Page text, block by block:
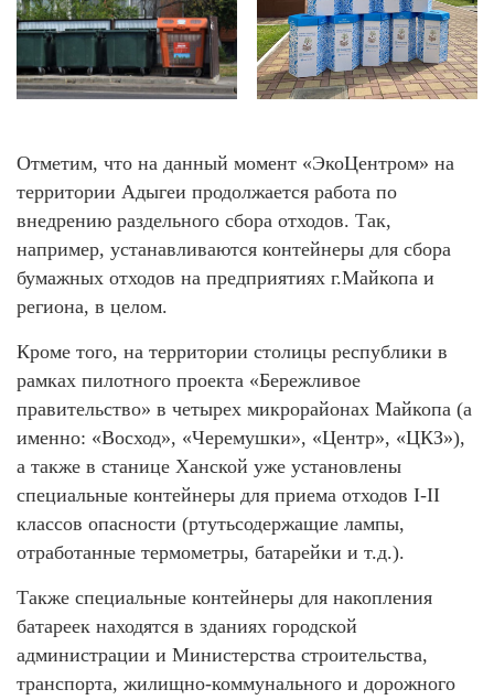
Отметим, что на данный момент «ЭкоЦентром» на
территории Адыгеи продолжается работа по
внедрению раздельного сбора отходов. Так,
например, устанавливаются контейнеры для сбора
бумажных отходов на предприятиях г.Майкопа и
региона, в целом.
Кроме того, на территории столицы республики в
рамках пилотного проекта «Бережливое
правительство» в четырех микрорайонах Майкопа (а
именно: «Восход», «Черемушки», «Центр», «ЦКЗ»),
а также в станице Ханской уже установлены
специальные контейнеры для приема отходов I-II
классов опасности (ртутьсодержащие лампы,
отработанные термометры, батарейки и т.д.).
Также специальные контейнеры для накопления
батареек находятся в зданиях городской
администрации и Министерства строительства,
транспорта, жилищно-коммунального и дорожного